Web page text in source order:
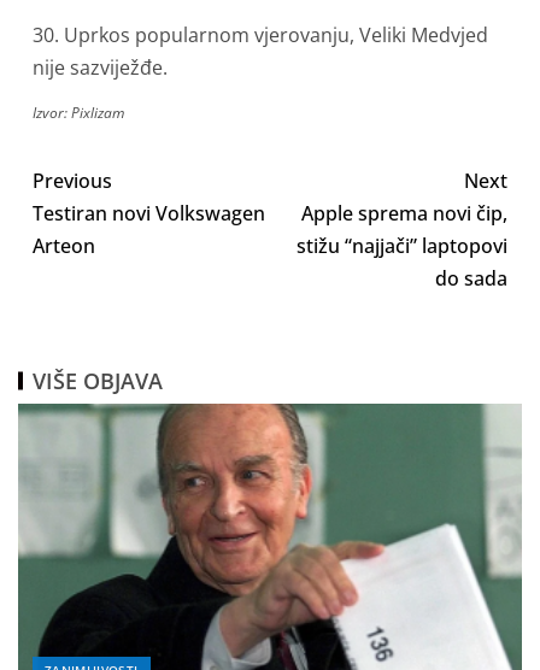
30. Uprkos popularnom vjerovanju, Veliki Medvjed
nije sazviježđe.
Izvor: Pixlizam
Previous
Testiran novi Volkswagen
Arteon
Next
Apple sprema novi čip,
stižu “najjači” laptopovi
do sada
VIŠE OBJAVA